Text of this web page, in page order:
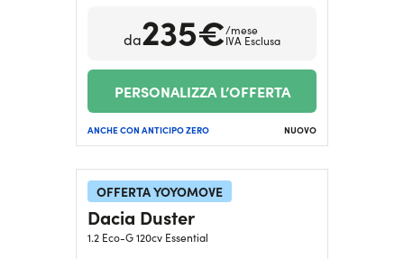
da235€/mese
IVA Esclusa
PERSONALIZZA L’OFFERTA
ANCHE CON ANTICIPO ZERO NUOVO
OFFERTA YOYOMOVE
Dacia Duster
1.2 Eco-G 120cv Essential